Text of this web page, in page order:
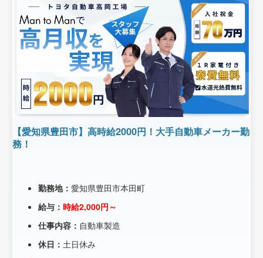
【愛知県豊田市】高時給2000円！大手自動車メーカー勤
務！
勤務地： 愛知県豊田市本田町
給与： 時給2,000円～
仕事内容： 自動車製造
休日： 土日休み